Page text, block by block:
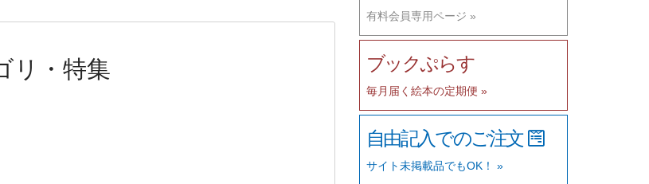
リ・特集
有料会員専用ページ »
ブックぷらす
毎月届く絵本の定期便 »
自由記入でのご注文
サイト未掲載品でもOK！ »